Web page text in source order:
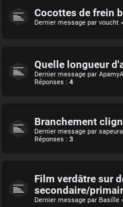
Cocottes de frein
Dernier message par voucht «
Quelle longueur
Dernier message par
Réponses : 4
Branchement
Dernier message par
Réponses : 3
Film verdâtre sur
secondaire/
Dernier message par Basille